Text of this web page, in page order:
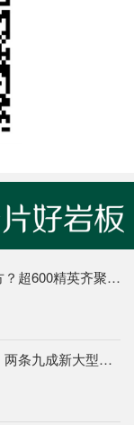
陶瓷行业路在何方？超600精英齐聚陶业年度思想盛会，樊纲、何乾、龙建刚献智破局
【整厂设备转让】两条九成新大型辊道窑